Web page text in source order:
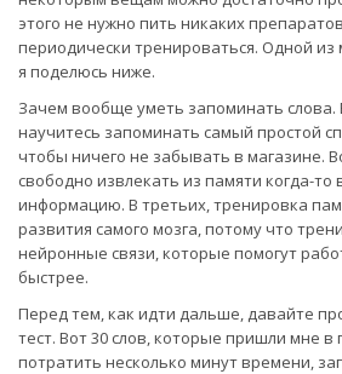
этого не нужно пить никаких
периодически тренироваться. Одной
я поделюсь ниже.
Зачем вообще уметь запоминать
научитесь запоминать самый простой
чтобы ничего не забывать в магазине.
свободно извлекать из памяти когда-то
информацию. В третьих, тренировка
развития самого мозга, потому что
нейронные связи, которые помогут
быстрее.
Перед тем, как идти дальше, давайте
тест. Вот 30 слов, которые пришли мне в
потратить несколько минут времени,